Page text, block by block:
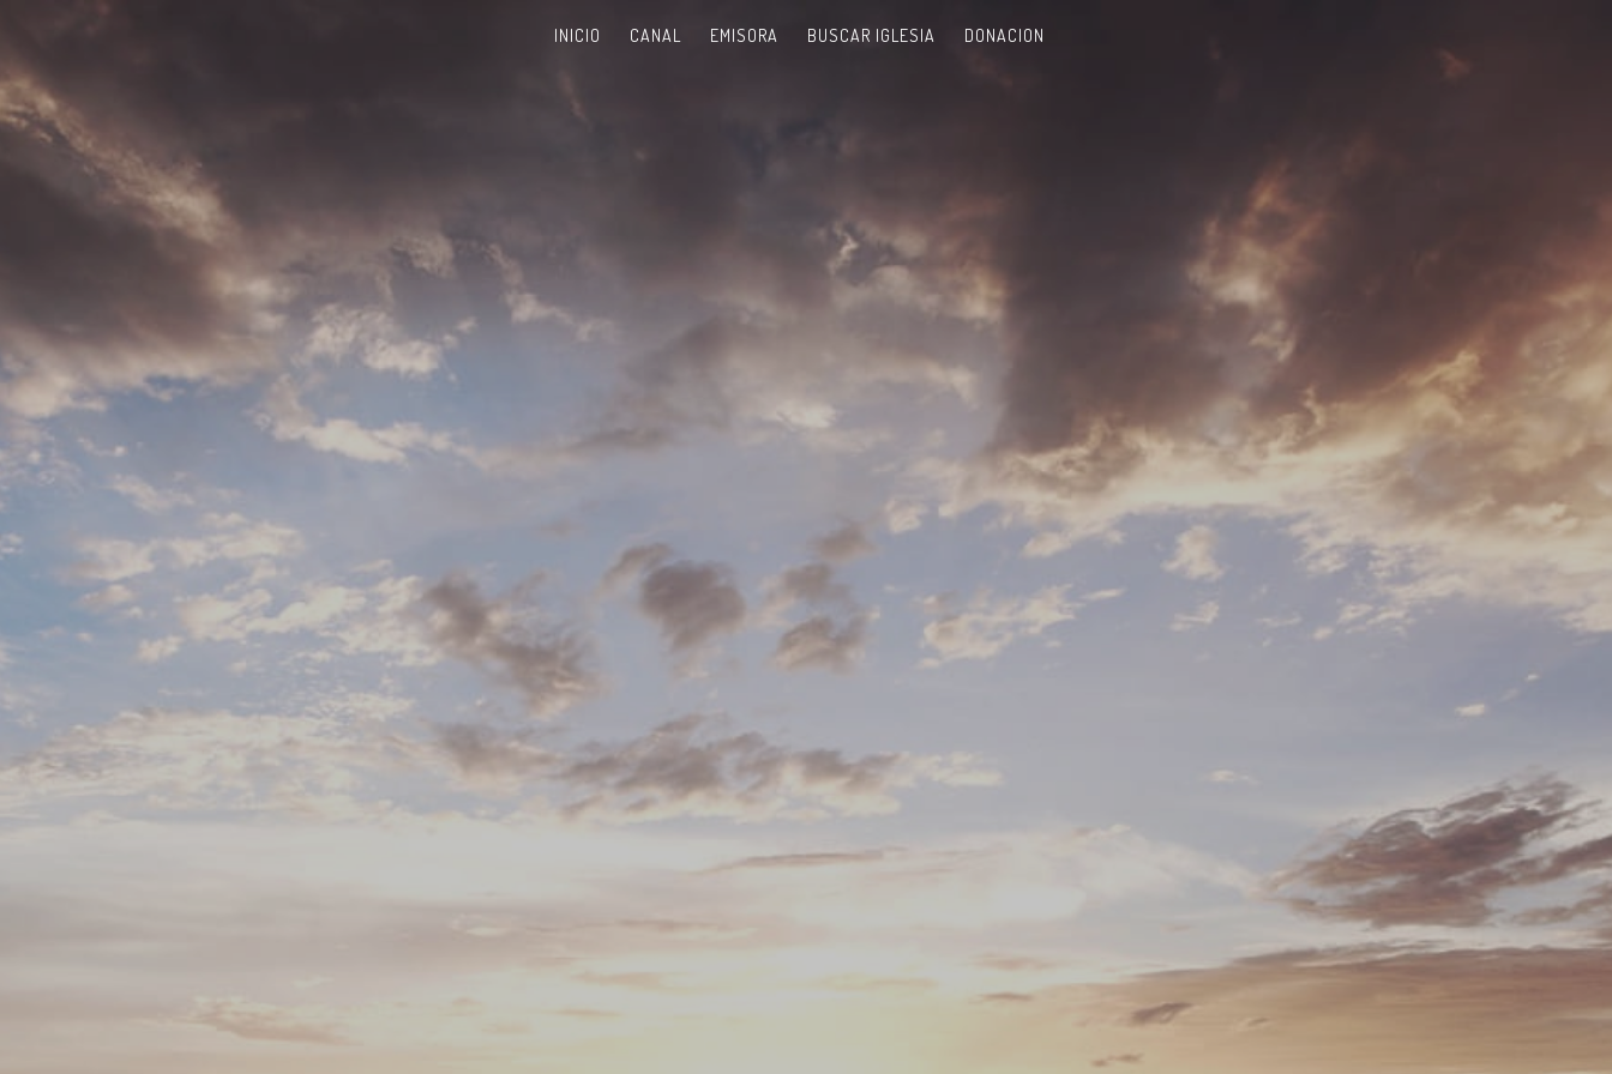
INICIO CANAL EMISORA BUSCAR IGLESIA DONACION